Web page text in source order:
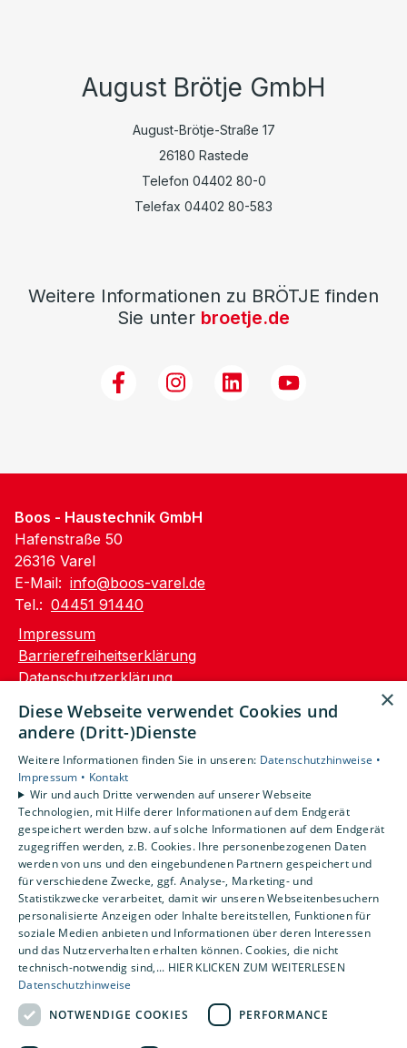
August Brötje GmbH
August-Brötje-Straße 17
26180 Rastede
Telefon 04402 80-0
Telefax 04402 80-583
Weitere Informationen zu BRÖTJE finden
Sie unter broetje.de
Boos - Haustechnik GmbH
Hafenstraße 50
26316 Varel
E-Mail: info@boos-varel.de
Tel.: 04451 91440
Impressum
Barrierefreiheitserklärung
Datenschutzerklärung
Unsere Bereiche
Privatkunden
Gewerbekunden
Karriere
Unternehmen
Kontakt
×
Diese Webseite verwendet Cookies und
andere (Dritt-)Dienste
Weitere Informationen finden Sie in unseren: Datenschutzhinweise •
Impressum • Kontakt
Wir und auch Dritte verwenden auf unserer Webseite
Technologien, mit Hilfe derer Informationen auf dem Endgerät
gespeichert werden bzw. auf solche Informationen auf dem Endgerät
zugegriffen werden, z.B. Cookies. Ihre personenbezogenen Daten
werden von uns und den eingebundenen Partnern gespeichert und
für verschiedene Zwecke, ggf. Analyse-, Marketing- und
Statistikzwecke verarbeitet, damit wir unseren Webseitenbesuchern
personalisierte Anzeigen oder Inhalte bereitstellen, Funktionen für
soziale Medien anbieten und Informationen über deren Interessen
und das Nutzerverhalten erhalten können. Cookies, die nicht
technisch-notwendig sind,... HIER KLICKEN ZUM WEITERLESEN
Datenschutzhinweise
NOTWENDIGE COOKIES
PERFORMANCE